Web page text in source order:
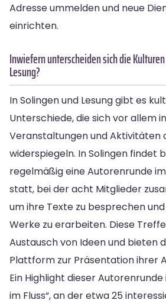
Adresse ummelden und neue
einrichten.
Inwiefern unterscheiden sich die
Lesung?
In Solingen und Lesung gibt es
Unterschiede, die sich vor allem
Veranstaltungen und Aktivitäten
widerspiegeln. In Solingen findet
regelmäßig eine Autorenrunde
statt, bei der acht Mitglieder
um ihre Texte zu besprechen
Werke zu erarbeiten. Diese
Austausch von Ideen und bieten
Plattform zur Präsentation ihrer
Ein Highlight dieser Autorenrunde
im Fluss“, an der etwa 25